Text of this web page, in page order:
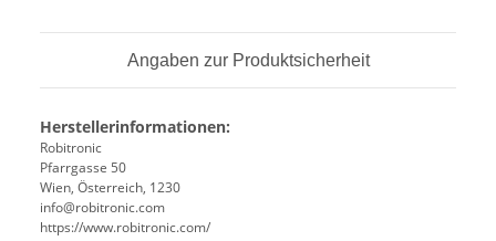
Angaben zur Produktsicherheit
Herstellerinformationen:
Robitronic
Pfarrgasse 50
Wien, Österreich, 1230
info@robitronic.com
https://www.robitronic.com/